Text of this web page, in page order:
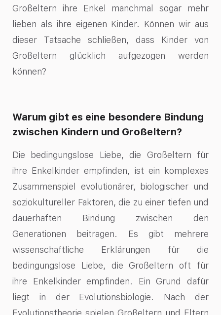
Großeltern ihre Enkel manchmal sogar mehr
lieben als ihre eigenen Kinder. Können wir aus
dieser Tatsache schließen, dass Kinder von
Großeltern glücklich aufgezogen werden
können?
Warum gibt es eine besondere Bindung
zwischen Kindern und Großeltern?
Die bedingungslose Liebe, die Großeltern für
ihre Enkelkinder empfinden, ist ein komplexes
Zusammenspiel evolutionärer, biologischer und
soziokultureller Faktoren, die zu einer tiefen und
dauerhaften Bindung zwischen den
Generationen beitragen. Es gibt mehrere
wissenschaftliche Erklärungen für die
bedingungslose Liebe, die Großeltern oft für
ihre Enkelkinder empfinden. Ein Grund dafür
liegt in der Evolutionsbiologie. Nach der
Evolutionstheorie spielen Großeltern und Eltern